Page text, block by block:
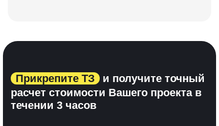
Прикрепите ТЗ
и получите точный
расчет стоимости Вашего проектав
течении 3 часов